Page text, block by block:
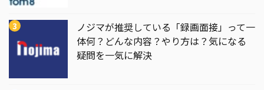
ノジマが推奨している「録画面接」って一
体何？どんな内容？やり方は？気になる
疑問を一気に解決